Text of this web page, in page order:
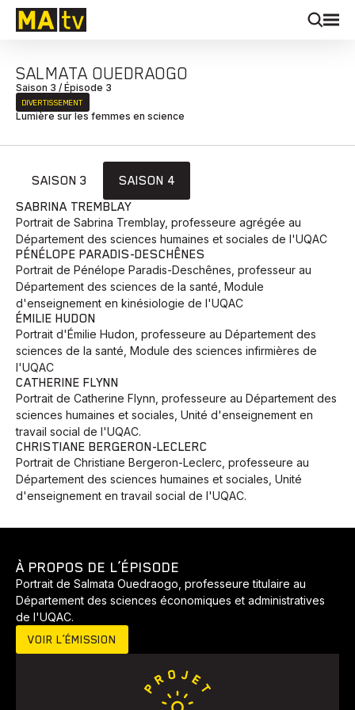
SALMATA OUEDRAOGO
Saison 3 / Épisode 3
DIVERTISSEMENT
Lumière sur les femmes en science
SAISON 3
SAISON 4
SABRINA TREMBLAY
Portrait de Sabrina Tremblay, professeure agrégée au
Département des sciences humaines et sociales de l'UQAC
PÉNÉLOPE PARADIS-DESCHÊNES
Portrait de Pénélope Paradis-Deschênes, professeur au
Département des sciences de la santé, Module
d'enseignement en kinésiologie de l'UQAC
ÉMILIE HUDON
Portrait d'Émilie Hudon, professeure au Département des
sciences de la santé, Module des sciences infirmières de
l'UQAC
CATHERINE FLYNN
Portrait de Catherine Flynn, professeure au Département des
sciences humaines et sociales, Unité d'enseignement en
travail social de l'UQAC.
CHRISTIANE BERGERON-LECLERC
Portrait de Christiane Bergeron-Leclerc, professeure au
Département des sciences humaines et sociales, Unité
d'enseignement en travail social de l'UQAC.
À PROPOS DE L’ÉPISODE
Portrait de Salmata Ouedraogo, professeure titulaire au
Département des sciences économiques et administratives
de l'UQAC.
VOIR L’ÉMISSION